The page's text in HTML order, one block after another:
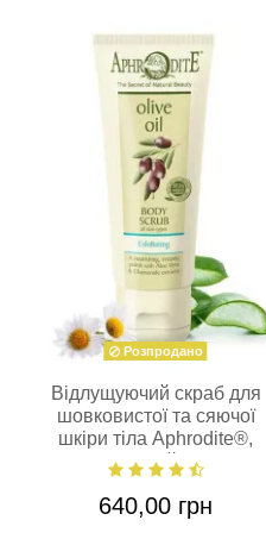
Розпродано
Відлущуючий скраб для
шовковистої та сяючої
шкіри тіла Aphrodite®,
натуральний, 200 мл
640,00 грн